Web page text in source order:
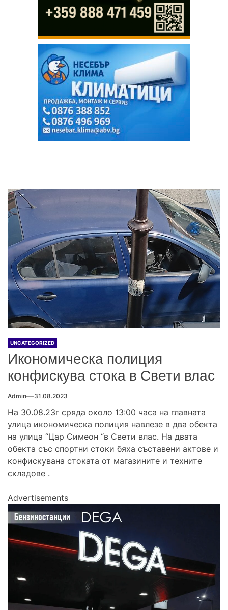
UNCATEGORIZED
Икономическа полиция
конфискува стока в Свети влас
Admin 31.08.2023
На 30.08.23г сряда около 13:00 часа на главната
улица икономическа полиция навлезе в два обекта
на улица “Цар Симеон “в Свети влас. На двата
обекта със спортни стоки бяха съставени актове и
конфискувана стоката от магазините и техните
складове .
Advertisements